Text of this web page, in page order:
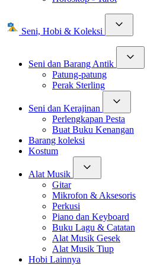
Seni, Hobi & Koleksi
Seni dan Barang Antik
Patung-patung
Perak Sterling
Seni dan Kerajinan
Perlengkapan Pesta
Buat Buku Kenangan
Barang koleksi
Kostum
Alat Musik
Gitar
Mikrofon & Aksesoris
Perkusi
Piano dan Keyboard
Buku Lagu & Catatan
Alat Musik Gesek
Alat Musik Tiup
Hobi Lainnya